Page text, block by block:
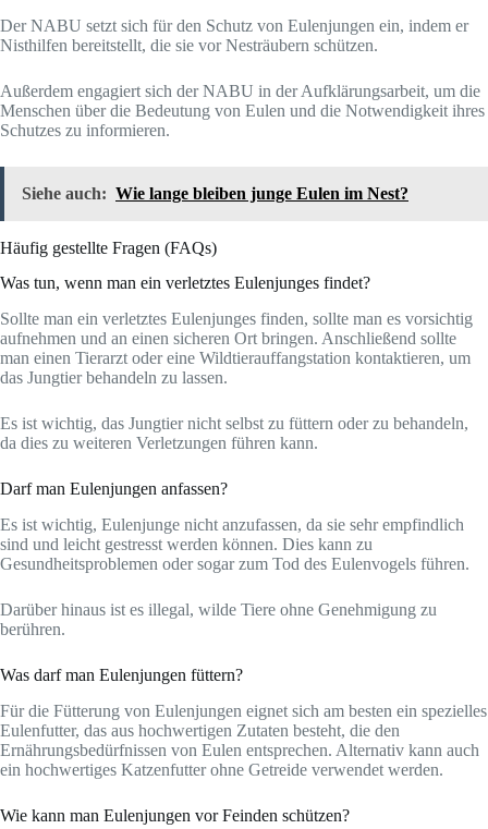
Der NABU setzt sich für den Schutz von Eulenjungen ein, indem er
Nisthilfen bereitstellt, die sie vor Nesträubern schützen.
Außerdem engagiert sich der NABU in der Aufklärungsarbeit, um die
Menschen über die Bedeutung von Eulen und die Notwendigkeit ihres
Schutzes zu informieren.
Siehe auch: Wie lange bleiben junge Eulen im Nest?
Häufig gestellte Fragen (FAQs)
Was tun, wenn man ein verletztes Eulenjunges findet?
Sollte man ein verletztes Eulenjunges finden, sollte man es vorsichtig
aufnehmen und an einen sicheren Ort bringen. Anschließend sollte
man einen Tierarzt oder eine Wildtierauffangstation kontaktieren, um
das Jungtier behandeln zu lassen.
Es ist wichtig, das Jungtier nicht selbst zu füttern oder zu behandeln,
da dies zu weiteren Verletzungen führen kann.
Darf man Eulenjungen anfassen?
Es ist wichtig, Eulenjunge nicht anzufassen, da sie sehr empfindlich
sind und leicht gestresst werden können. Dies kann zu
Gesundheitsproblemen oder sogar zum Tod des Eulenvogels führen.
Darüber hinaus ist es illegal, wilde Tiere ohne Genehmigung zu
berühren.
Was darf man Eulenjungen füttern?
Für die Fütterung von Eulenjungen eignet sich am besten ein spezielles
Eulenfutter, das aus hochwertigen Zutaten besteht, die den
Ernährungsbedürfnissen von Eulen entsprechen. Alternativ kann auch
ein hochwertiges Katzenfutter ohne Getreide verwendet werden.
Wie kann man Eulenjungen vor Feinden schützen?